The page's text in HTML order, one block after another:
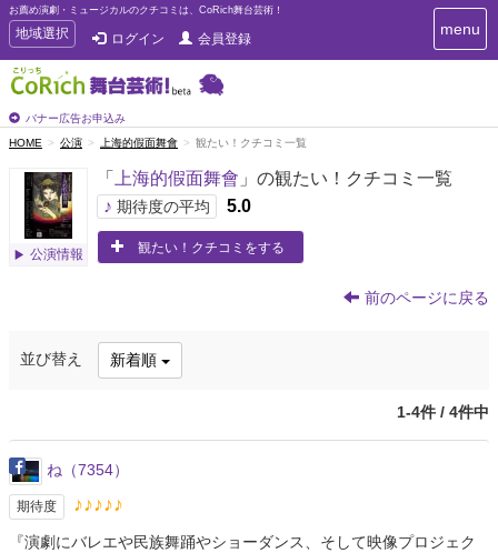
お薦め演劇・ミュージカルのクチコミは、CoRich舞台芸術！
T
o
g
g
e
n
t
地域選択 ログイン 会員登録
バナー広告お申込み
T
o
a
t
menu
HOME 公演 上海的假面舞會 観たい！クチコミ一覧
公演情報
「 上海的假面舞會 」の観たい！クチコミ一覧
♪ 期待度の平均 5.0
観たい！クチコミをする
前のページに戻る
並び替え 新着順
1-4件 / 4件中
ね（7354）
期待度 ♪♪♪♪♪
『演劇にバレエや民族舞踊やショーダンス、そして映像プロジェク